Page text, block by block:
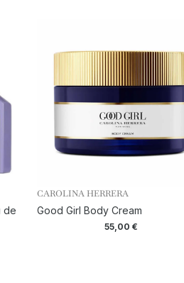
de
CAROLINA HERRERA
Good Girl Body Cream
55,00€